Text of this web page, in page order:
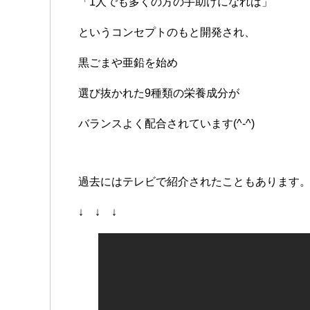
というコンセプトのもと開発され、
黒ごまや亜鉛を始め
選び抜かれた9種類の栄養成分が
バランスよく配合されています(^-^)
過去にはテレビで紹介されたこともあります。
↓ ↓ ↓